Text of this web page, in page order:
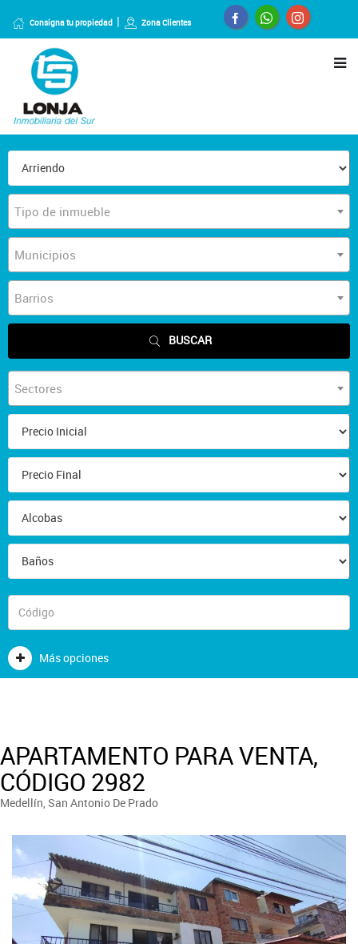
Consigna tu propiedad Zona Clientes
Tipo de inmueble
Municipios
Barrios
BUSCAR
Sectores
Más opciones
APARTAMENTO PARA VENTA,
CÓDIGO 2982
Medellín, San Antonio De Prado